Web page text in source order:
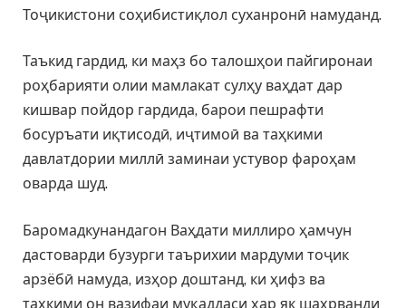
Тоҷикистони соҳибистиқлол суханронӣ намуданд.
Таъкид гардид, ки маҳз бо талошҳои пайгиронаи
роҳбарияти олии мамлакат сулҳу ваҳдат дар
кишвар пойдор гардида, барои пешрафти
босуръати иқтисодӣ, иҷтимоӣ ва таҳкими
давлатдории миллӣ заминаи устувор фароҳам
оварда шуд.
Баромадкунандагон Ваҳдати миллиро ҳамчун
дастоварди бузурги таърихии мардуми тоҷик
арзёбӣ намуда, изҳор доштанд, ки ҳифз ва
таҳкими он вазифаи муқаддаси ҳар як шаҳрванди